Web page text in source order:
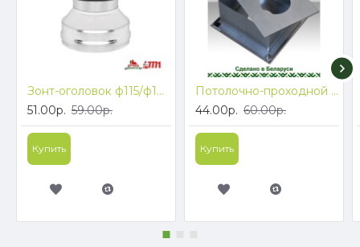
Зонт-оголовок ф115/ф180
51.00р. 59.00р.
Купить
Потолочно-проходной узел (430/0,5) ф180
44.00р. 60.00р.
Купить